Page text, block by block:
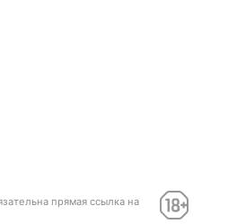
прямая ссылка на